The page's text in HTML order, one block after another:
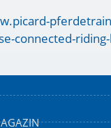
connected-